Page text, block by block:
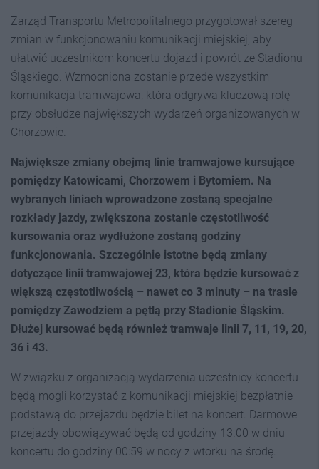
Zarząd Transportu Metropolitalnego przygotował szereg
zmian w funkcjonowaniu komunikacji miejskiej, aby
ułatwić uczestnikom koncertu dojazd i powrót ze Stadionu
Śląskiego. Wzmocniona zostanie przede wszystkim
komunikacja tramwajowa, która odgrywa kluczową rolę
przy obsłudze największych wydarzeń organizowanych w
Chorzowie.
Największe zmiany obejmą linie tramwajowe kursujące
pomiędzy Katowicami, Chorzowem i Bytomiem. Na
wybranych liniach wprowadzone zostaną specjalne
rozkłady jazdy, zwiększona zostanie częstotliwość
kursowania oraz wydłużone zostaną godziny
funkcjonowania. Szczególnie istotne będą zmiany
dotyczące linii tramwajowej 23, która będzie kursować z
większą częstotliwością – nawet co 3 minuty – na trasie
pomiędzy Zawodziem a pętlą przy Stadionie Śląskim.
Dłużej kursować będą również tramwaje linii 7, 11, 19, 20,
36 i 43.
W związku z organizacją wydarzenia uczestnicy koncertu
będą mogli korzystać z komunikacji miejskiej bezpłatnie –
podstawą do przejazdu będzie bilet na koncert. Darmowe
przejazdy obowiązywać będą od godziny 13.00 w dniu
koncertu do godziny 00:59 w nocy z wtorku na środę.